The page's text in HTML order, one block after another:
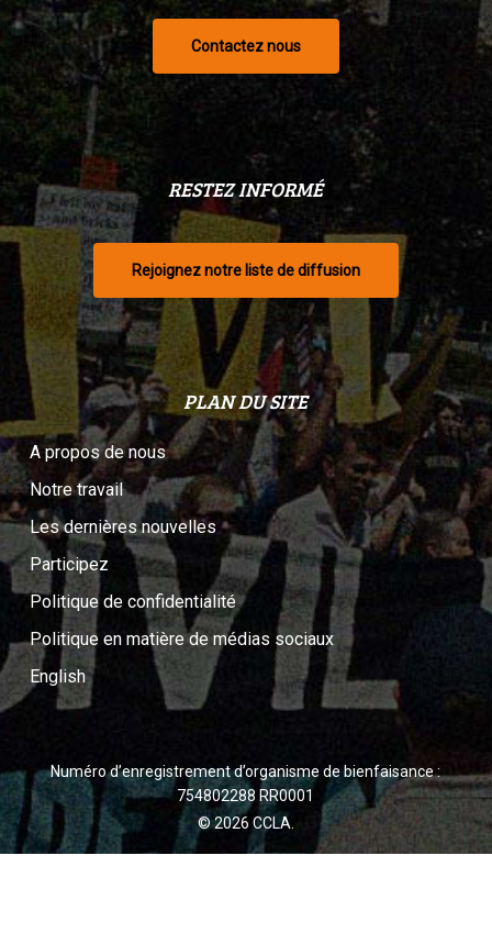
Contactez nous
RESTEZ INFORMÉ
Rejoignez notre liste de diffusion
PLAN DU SITE
A propos de nous
Notre travail
Les dernières nouvelles
Participez
Politique de confidentialité
Politique en matière de médias sociaux
English
Numéro d’enregistrement d’organisme de bienfaisance :
754802288 RR0001
© 2026 CCLA.